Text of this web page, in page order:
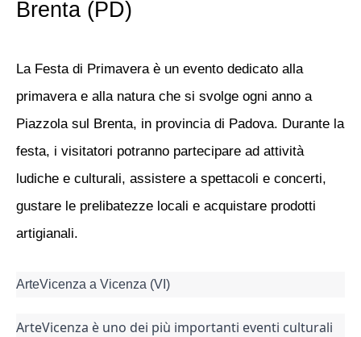
Brenta (PD)
La Festa di Primavera è un evento dedicato alla
primavera e alla natura che si svolge ogni anno a
Piazzola sul Brenta, in provincia di Padova. Durante la
festa, i visitatori potranno partecipare ad attività
ludiche e culturali, assistere a spettacoli e concerti,
gustare le prelibatezze locali e acquistare prodotti
artigianali.
ArteVicenza a Vicenza (VI)
ArteVicenza è uno dei più importanti eventi culturali